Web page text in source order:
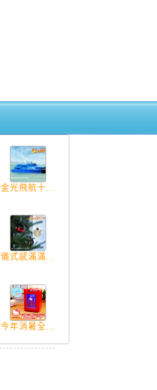
金光飛航十...
儀式感滿滿...
今年消暑全...